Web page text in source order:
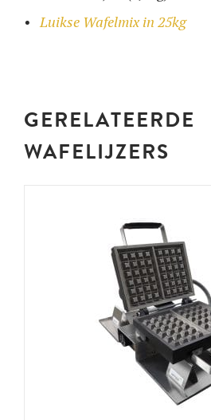
Luikse Wafelmix in 25kg
GERELATEERDE
WAFELIJZERS